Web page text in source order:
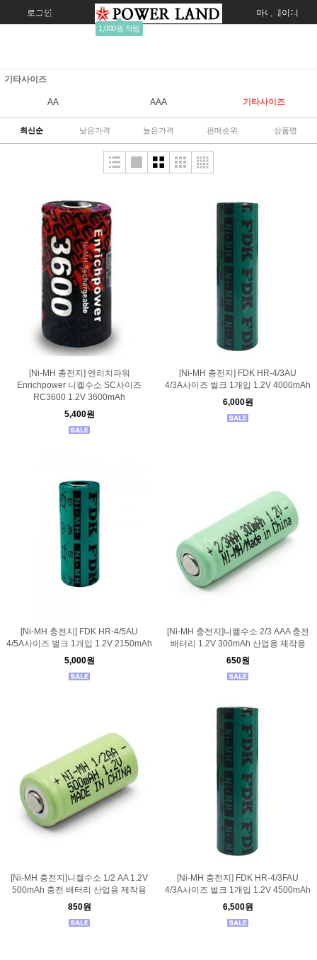
로그인 회원가입
1,000원 적립
주문조회 마이페이지
기타사이즈
AA AAA 기타사이즈
최신순 낮은가격 높은가격 판매순위 상품명
[Ni-MH 충전지] 엔리치파워
Enrichpower 니켈수소 SC사이즈
RC3600 1.2V 3600mAh
5,400원
[Ni-MH 충전지] FDK HR-4/3AU
4/3A사이즈 벌크 1개입 1.2V 4000mAh
6,000원
[Ni-MH 충전지] FDK HR-4/5AU
4/5A사이즈 벌크 1개입 1.2V 2150mAh
5,000원
[Ni-MH 충전지]니켈수소 2/3 AAA 충전
배터리 1.2V 300mAh 산업용 제작용
650원
[Ni-MH 충전지]니켈수소 1/2 AA 1.2V
500mAh 충전 배터리 산업용 제작용
850원
[Ni-MH 충전지] FDK HR-4/3FAU
4/3A사이즈 벌크 1개입 1.2V 4500mAh
6,500원